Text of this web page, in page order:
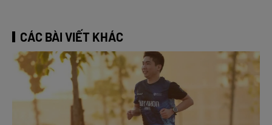
CÁC BÀI VIẾT KHÁC